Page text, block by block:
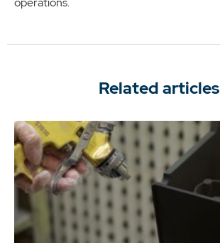
Related articles